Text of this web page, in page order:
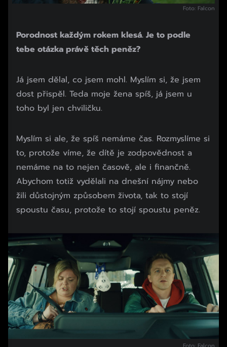
Foto: Falcon
Porodnost každým rokem klesá. Je to podle
tebe otázka právě těch peněz?
Já jsem dělal, co jsem mohl. Myslím si, že jsem
dost přispěl. Teda moje žena spíš, já jsem u
toho byl jen chviličku.
Myslím si ale, že spíš nemáme čas. Rozmyslíme si
to, protože víme, že dítě je zodpovědnost a
nemáme na to nejen časově, ale i finančně.
Abychom totiž vydělali na dnešní nájmy nebo
žili důstojným způsobem života, tak to stojí
spoustu času, protože to stojí spoustu peněz.